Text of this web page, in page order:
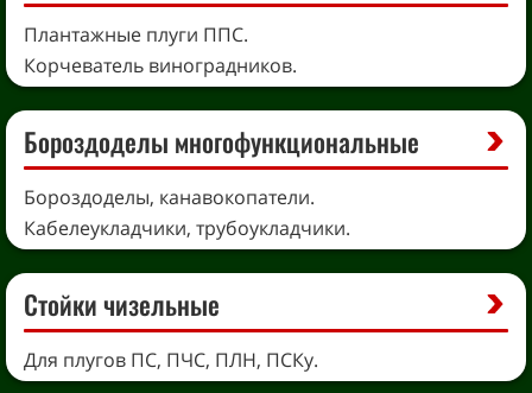
Плантажные плуги ППС.
Корчеватель виноградников.
Бороздоделы многофункциональные
Бороздоделы, канавокопатели.
Кабелеукладчики, трубоукладчики.
Стойки чизельные
Для плугов ПС, ПЧС, ПЛН, ПСКу.